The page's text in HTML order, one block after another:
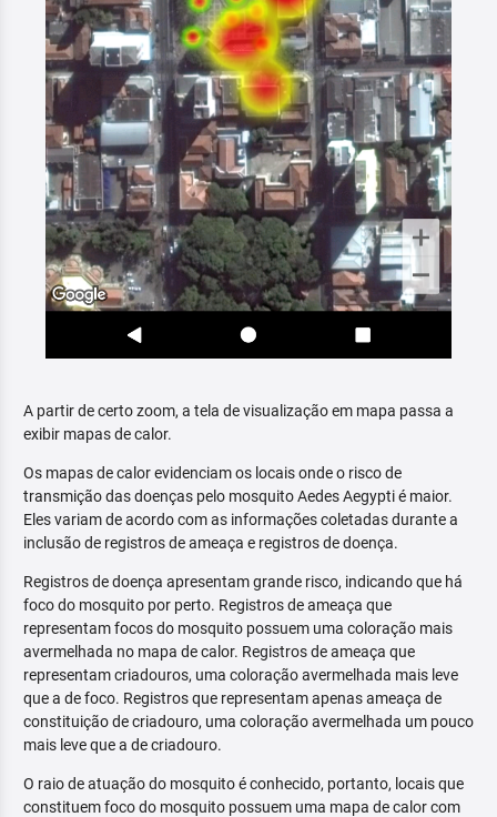
A partir de certo zoom, a tela de visualização em mapa passa a
exibir mapas de calor.
Os mapas de calor evidenciam os locais onde o risco de
transmição das doenças pelo mosquito Aedes Aegypti é maior.
Eles variam de acordo com as informações coletadas durante a
inclusão de registros de ameaça e registros de doença.
Registros de doença apresentam grande risco, indicando que há
foco do mosquito por perto. Registros de ameaça que
representam focos do mosquito possuem uma coloração mais
avermelhada no mapa de calor. Registros de ameaça que
representam criadouros, uma coloração avermelhada mais leve
que a de foco. Registros que representam apenas ameaça de
constituição de criadouro, uma coloração avermelhada um pouco
mais leve que a de criadouro.
O raio de atuação do mosquito é conhecido, portanto, locais que
constituem foco do mosquito possuem uma mapa de calor com